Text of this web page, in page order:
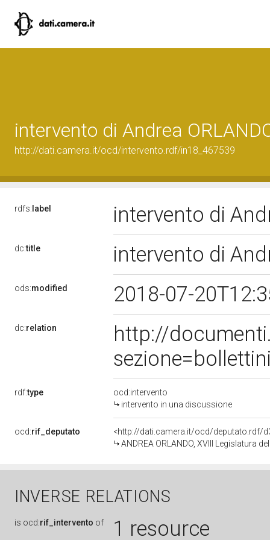
intervento di Andrea
http://dati.camera.it/ocd/intervento.rdf/in18_467539
rdfs: label intervento di
dc:title intervento di
ods:modified 2018-07-
dc:relation
http://
rdf:type
ocd:intervento
intervento in una discussione
ocd:rif_deputato
<http://dati.camera.it/ocd/deputato.rdf/
ANDREA ORLANDO, XVIII Legislatura
INVERSE RELATIONS
is ocd:rif_intervento of 1 resource